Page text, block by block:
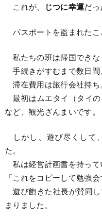
これが、 じつに幸運だっ
パスポートを盗まれたこ
私たちの班は帰国できな
手続きがすむまで数日間
滞在費用は旅行会社持ち。
最初はムエタイ（タイ
など、観光ざんまいです。
しかし、遊び尽くして
た。
私は経営計画書を持って
「これをコピーして勉強
遊び飽きた社長が賛同
まりました。